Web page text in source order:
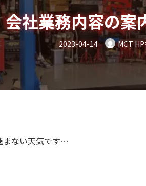
会社業務内容の案
2023-04-14 MCT HP
まない天気です…